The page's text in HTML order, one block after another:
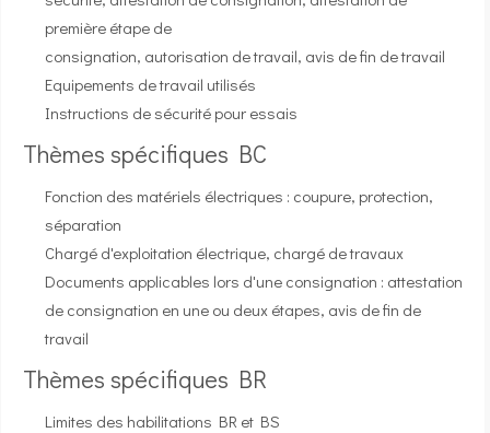
première étape de
consignation, autorisation de travail, avis de fin de travail
Equipements de travail utilisés
Instructions de sécurité pour essais
Thèmes spécifiques BC
Fonction des matériels électriques : coupure, protection,
séparation
Chargé d'exploitation électrique, chargé de travaux
Documents applicables lors d'une consignation : attestation
de consignation en une ou deux étapes, avis de fin de
travail
Thèmes spécifiques BR
Limites des habilitations BR et BS